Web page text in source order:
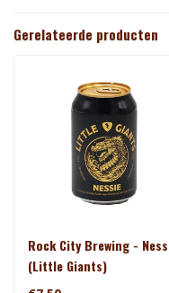
Gerelateerde producten
Rock City Brewing -
(Little Giants)